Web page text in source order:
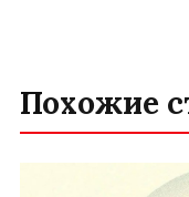
Похожие